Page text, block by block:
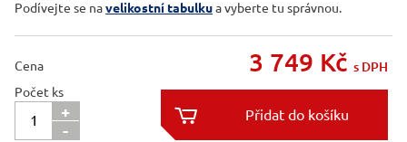
Podívejte se navelikostní tabulkua vyberte tu správnou.
Cena 3 749 Kč s DPH
Počet ks
+
-

